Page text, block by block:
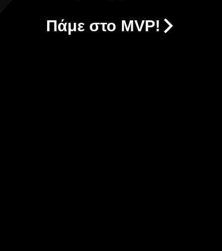
Πάμε στο MVP!